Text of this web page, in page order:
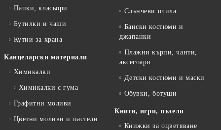
Папки, класьори
Бутилки и чаши
Кутии за храна
Канцеларски материали
Химикалки
Химикалки с гума
Графитни моливи
Цветни моливи и пастели
Слънчеви очила
Бански костюми и
джапанки
Плажни кърпи, чанти,
аксесоари
Детски костюми и маски
Обувки, ботуши
Книги, игри, пъзели
Книжки за оцветяване